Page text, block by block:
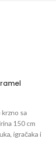
sa
150 cm
igračaka i